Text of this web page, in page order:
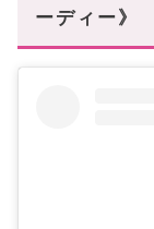
4位:存在
5位:シン
ーディー》